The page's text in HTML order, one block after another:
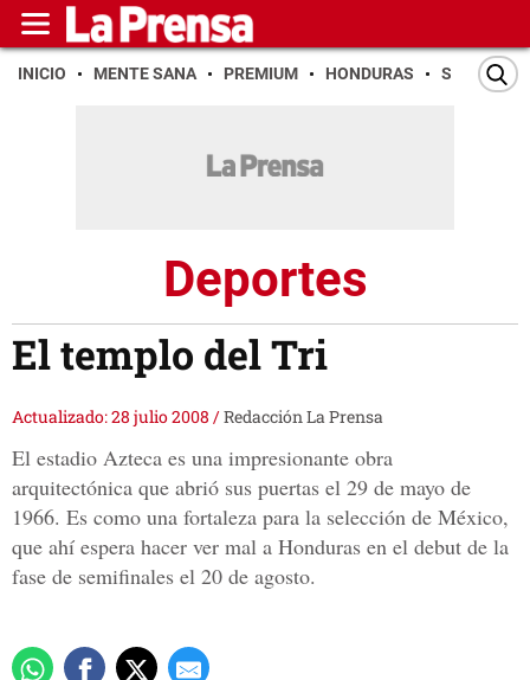
INICIO MENTE SANA PREMIUM HONDURAS SAN PEDRO
Deportes
El templo del Tri
Actualizado: 28 julio 2008 /Redacción La Prensa
El estadio Azteca es una impresionante obra
arquitectónica que abrió sus puertas el 29 de mayo de
1966. Es como una fortaleza para la selección de México,
que ahí espera hacer ver mal a Honduras en el debut de la
fase de semifinales el 20 de agosto.